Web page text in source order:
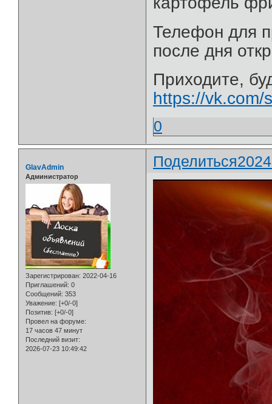
Телефон для
после дня
Приходите,
https://vk.com/
0
Поделиться
GlavAdmin
Администратор
Зарегистрирован: 2022-04-16
Приглашений: 0
Сообщений: 353
Уважение: [+0/-0]
Позитив: [+0/-0]
Провел на форуме:
17 часов 47 минут
Последний визит:
2026-07-23 10:49:42